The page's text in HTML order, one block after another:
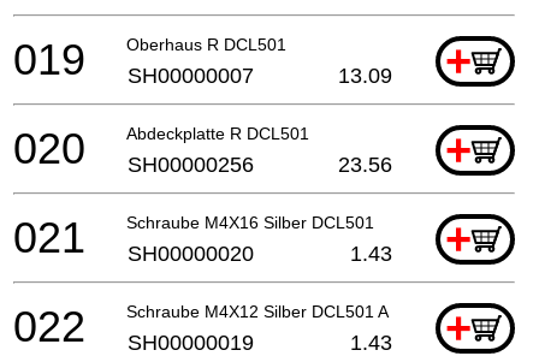
Oberhaus R DCL501 +
019 SH00000007 13.09
Abdeckplatte R DCL501 +
020 SH00000256 23.56
Schraube M4X16 Silber DCL501 +
021 SH00000020 1.43
Schraube M4X12 Silber DCL501 A +
022 SH00000019 1.43